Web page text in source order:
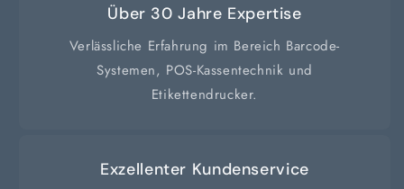
Über 30 Jahre Expertise
Verlässliche Erfahrung im Bereich Barcode-
Systemen, POS-Kassentechnik und
Etikettendrucker.
Exzellenter Kundenservice